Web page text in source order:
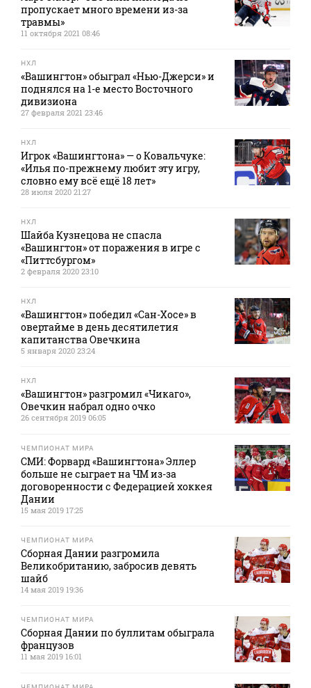
пропускает много времени из-за
травмы»
11 октября 2021 08:46
НХЛ
«Вашингтон» обыграл «Нью-Джерси» и
поднялся на 1-е место Восточного
дивизиона
27 февраля 2021 23:46
НХЛ
Игрок «Вашингтона» — о Ковальчуке:
«Илья по-прежнему любит эту игру,
словно ему всё ещё 18 лет»
28 июля 2020 21:27
НХЛ
Шайба Кузнецова не спасла
«Вашингтон» от поражения в игре с
«Питтсбургом»
2 февраля 2020 23:10
НХЛ
«Вашингтон» победил «Сан-Хосе» в
овертайме в день десятилетия
капитанства Овечкина
5 января 2020 23:24
НХЛ
«Вашингтон» разгромил «Чикаго»,
Овечкин набрал одно очко
26 сентября 2019 06:05
ЧЕМПИОНАТ МИРА
СМИ: Форвард «Вашингтона» Эллер
больше не сыграет на ЧМ из-за
договоренности с Федерацией хоккея
Дании
15 мая 2019 17:25
ЧЕМПИОНАТ МИРА
Сборная Дании разгромила
Великобританию, забросив девять
шайб
14 мая 2019 19:36
ЧЕМПИОНАТ МИРА
Сборная Дании по буллитам обыграла
французов
11 мая 2019 16:01